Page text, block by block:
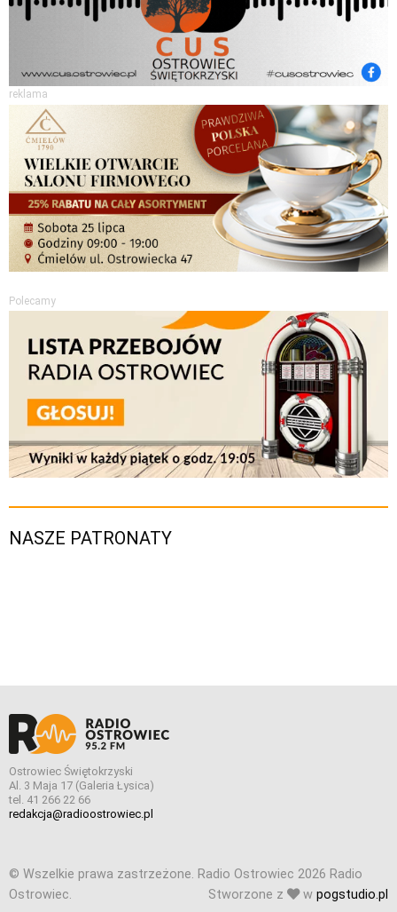
reklama
Polecamy
NASZE PATRONATY
Ostrowiec Świętokrzyski
Al. 3 Maja 17 (Galeria Łysica)
tel. 41 266 22 66
redakcja@radioostrowiec.pl
© Wszelkie prawa zastrzeżone. Radio Ostrowiec 2026 Radio
Ostrowiec.
Stworzone z w pogstudio.pl